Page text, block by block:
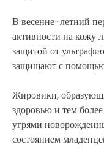
В весенне-летний
активности на кожу
защитой от
защищают с
Жировики,
здоровью и тем
угрями
состоянием